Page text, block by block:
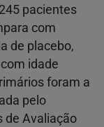
pacientes
com
de placebo,
idade
foram a
pelo
de Avaliação